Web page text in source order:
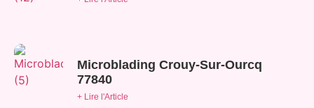
Microblading Crouy-Sur-Ourcq
77840
+ Lire l'Article